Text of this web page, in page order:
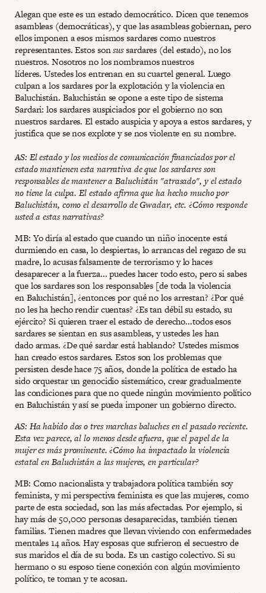
Alegan que este es un estado democrático. Dicen que tenemos
asambleas (democráticas), y que las asambleas gobiernan, pero
ellos imponen a esos mismos sardares como nuestros
representantes. Estos sonsussardares (del estado), no los
nuestros. Nosotros no los nombramos nuestros
líderes. Ustedes los entrenan en su cuartel general. Luego
culpan a los sardares por la explotación y la violencia en
Baluchistán. Baluchistán se opone a este tipo de sistema
Sardari: los sardares auspiciados por el gobierno no son
nuestros sardares. El estado auspicia y apoya a estos sardares, y
justifica que se nos explote y se nos violente en su nombre.
AS: El estado y los medios de comunicación financiados por el
estado mantienen esta narrativa de que los sardares son
responsables de mantener a Baluchistán "atrasado", y el estado
no tiene la culpa. El estado afirma que ha hecho mucho por
Baluchistán, como el desarrollo de Gwadar, etc. ¿Cómo responde
usted a estas narrativas?
MB: Yo diría al estado que cuando un niño inocente está
durmiendo en casa, lo despiertas, lo arrancas del regazo de su
madre, lo acusas falsamente de terrorismo y lo haces
desaparecer a la fuerza... puedes hacer todo esto, pero si sabes
que los sardares son los responsables [de toda la violencia
en Baluchistán], ¿entonces por qué no los arrestan? ¿Por qué
no les ha hecho rendir cuentas? ¿Es tan débil su estado, su
ejército? Si quieren traer el estado de derecho...todos esos
sardares se sientan en sus asambleas, y ustedes les han
dado armas. ¿De qué sardar está hablando? Ustedes mismos
han creado estos sardares. Estos son los problemas que
persisten desde hace 75 años, donde la política de estado ha
sido orquestar un genocidio sistemático, crear gradualmente
las condiciones para que no quede ningún movimiento político
en Baluchistán y así se pueda imponer un gobierno directo.
AS: Ha habido dos o tres marchas baluches en el pasado reciente.
Esta vez parece, al lo menos desde afuera, que el papel de la
mujer es más prominente. ¿Cómo ha impactado la violencia
estatal en Baluchistán a las mujeres, en particular?
MB: Como nacionalista y trabajadora política también soy
feminista, y mi perspectiva feminista es que las mujeres, como
parte de esta sociedad, son las más afectadas. Por ejemplo, si
hay más de 50,000 personas desaparecidas, también tienen
familias. Tienen madres que llevan viviendo con enfermedades
mentales 14 años. Hay esposas que sufrieron el secuestro de
sus maridos el día de su boda. Es un castigo colectivo. Si su
hermano o su esposo tiene conexión con algún movimiento
político, te toman y te acosan.